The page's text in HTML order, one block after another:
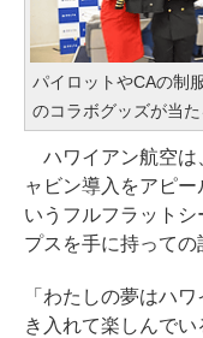
パイロットやCAの制
のコラボグッズが当
ハワイアン航空は
ャビン導入をアピ
いうフルフラット
プスを手に持っての
「わたしの夢はハ
き入れて楽しんで